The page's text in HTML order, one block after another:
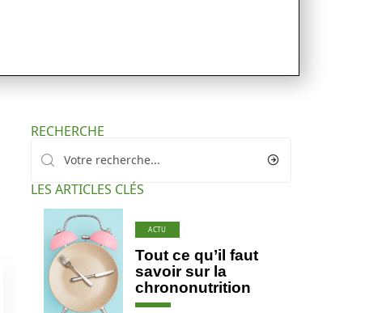
RECHERCHE
LES ARTICLES CLÉS
ACTU
Tout ce qu’il faut
savoir sur la
chrononutrition